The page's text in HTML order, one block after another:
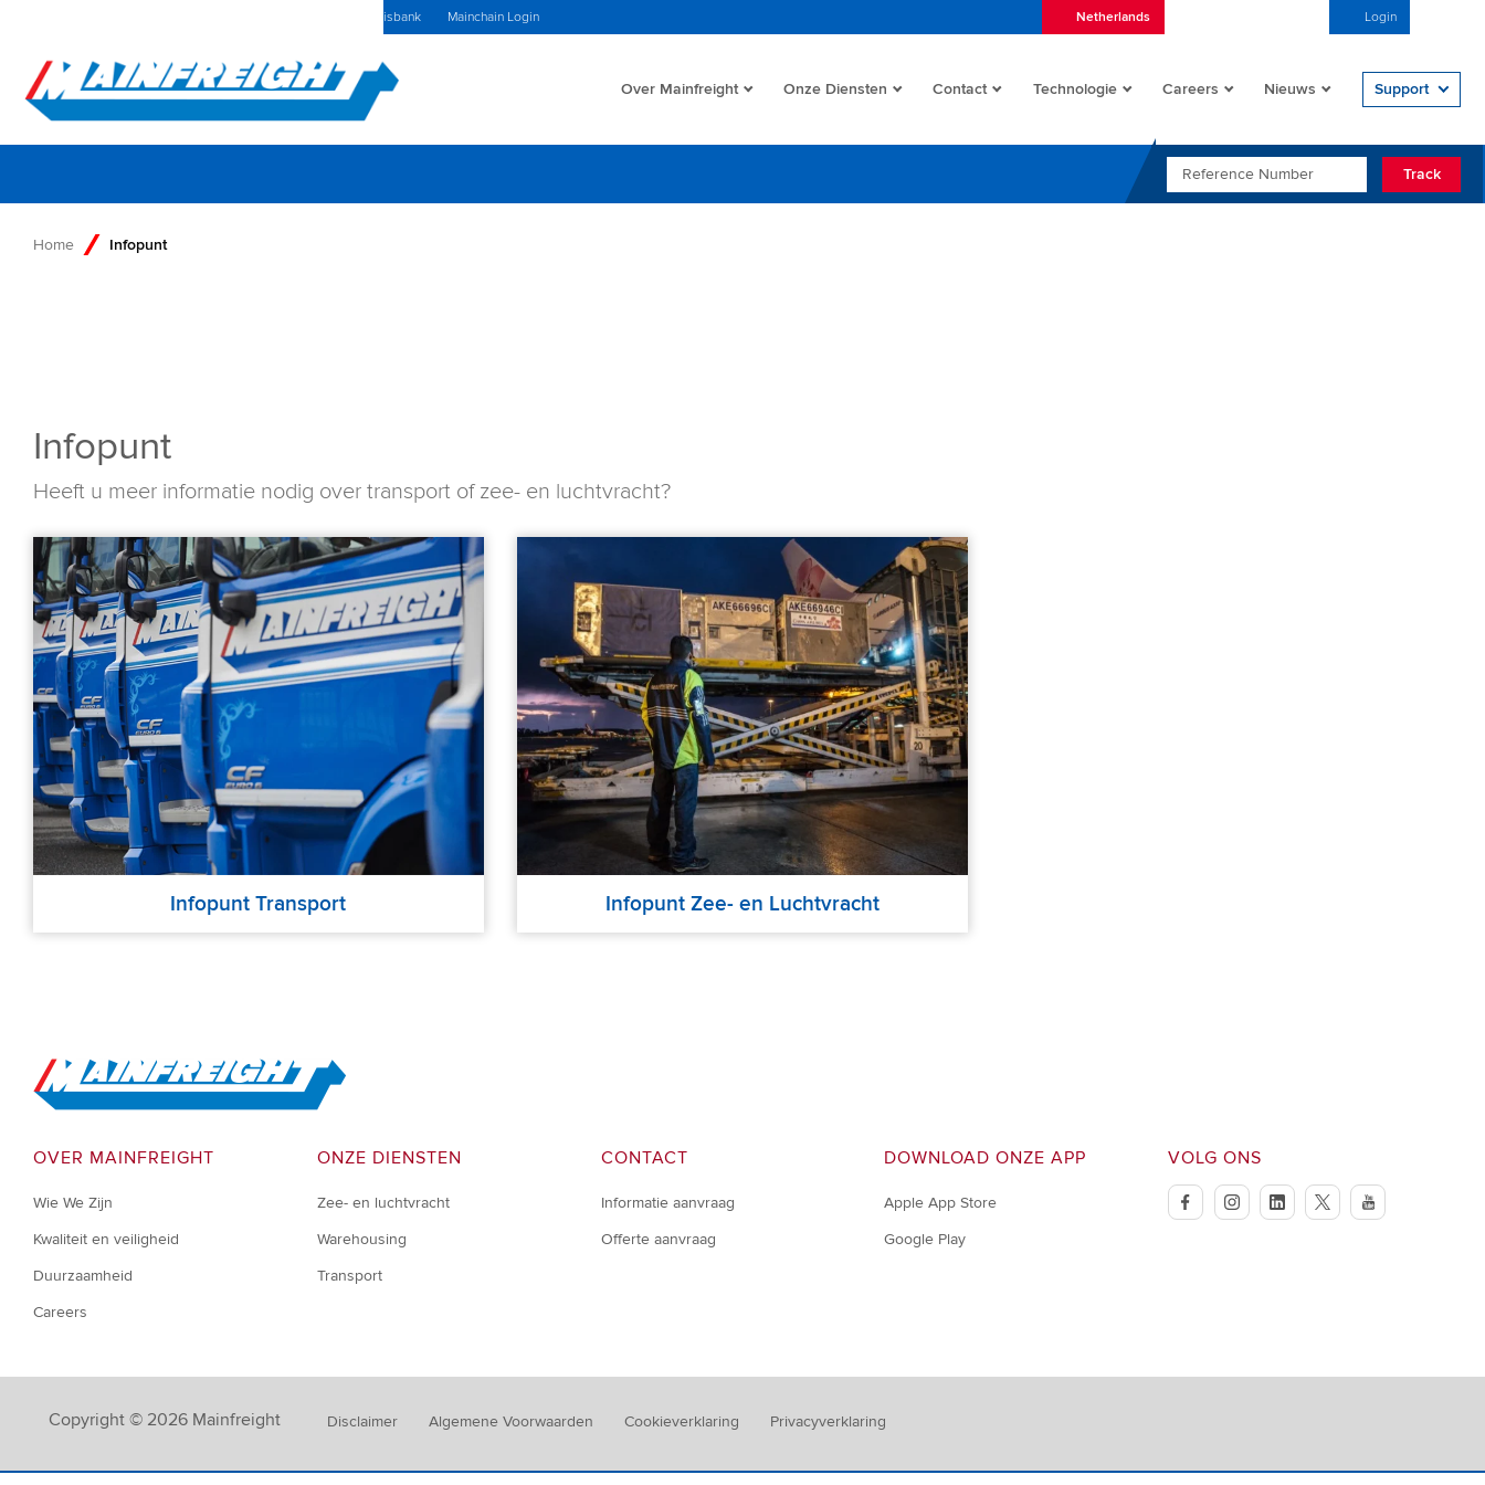
Kennisbank Mainchain Login Netherlands Login
Go to Home
Over Mainfreight Onze Diensten Contact Technologie Careers Nieuws Support
REFERENCE NUMBER
Track
Home Infopunt
Infopunt
Heeft u meer informatie nodig over transport of zee- en luchtvracht?
Infopunt Transport Infopunt Zee- en Luchtvracht
Go to Home
OVER MAINFREIGHT
Wie We Zijn
Kwaliteit en veiligheid
Duurzaamheid
Careers
ONZE DIENSTEN
Zee- en luchtvracht
Warehousing
Transport
CONTACT
Informatie aanvraag
Offerte aanvraag
DOWNLOAD ONZE APP
Apple App Store
Google Play
VOLG ONS
facebookinstagramlinkedintwitteryoutube
Copyright © 2026 Mainfreight Disclaimer Algemene Voorwaarden Cookieverklaring Privacyverklaring